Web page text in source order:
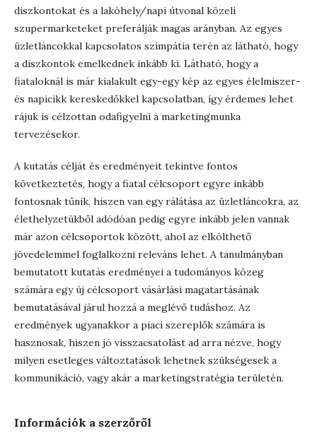
diszkontokat és a lakóhely/napi útvonal közeli
szupermarketeket preferálják magas arányban. Az egyes
üzletláncokkal kapcsolatos szimpátia terén az látható, hogy
a diszkontok emelkednek inkább ki. Látható, hogy a
fiataloknál is már kialakult egy-egy kép az egyes élelmiszer-
és napicikk kereskedőkkel kapcsolatban, így érdemes lehet
rájuk is célzottan odafigyelni a marketingmunka
tervezésekor.
A kutatás célját és eredményeit tekintve fontos
következtetés, hogy a fiatal célcsoport egyre inkább
fontosnak tűnik, hiszen van egy rálátása az üzletláncokra, az
élethelyzetükből adódóan pedig egyre inkább jelen vannak
már azon célcsoportok között, ahol az elkölthető
jövedelemmel foglalkozni releváns lehet. A tanulmányban
bemutatott kutatás eredményei a tudományos közeg
számára egy új célcsoport vásárlási magatartásának
bemutatásával járul hozzá a meglévő tudáshoz. Az
eredmények ugyanakkor a piaci szereplők számára is
hasznosak, hiszen jó visszacsatolást ad arra nézve, hogy
milyen esetleges változtatások lehetnek szükségesek a
kommunikáció, vagy akár a marketingstratégia területén.
Információk a szerzőről